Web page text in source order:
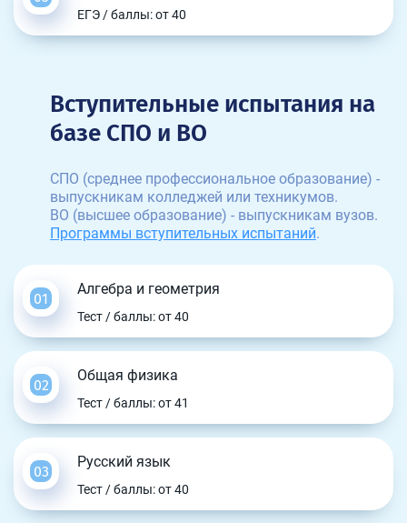
ЕГЭ / баллы: от 40
Вступительные испытания на
базе СПО и ВО
СПО (среднее профессиональное образование) -
выпускникам колледжей или техникумов.
ВО (высшее образование) - выпускникам вузов.
Программы вступительных испытаний.
Алгебра и геометрия
Тест / баллы: от 40
Общая физика
Тест / баллы: от 41
Русский язык
Тест / баллы: от 40